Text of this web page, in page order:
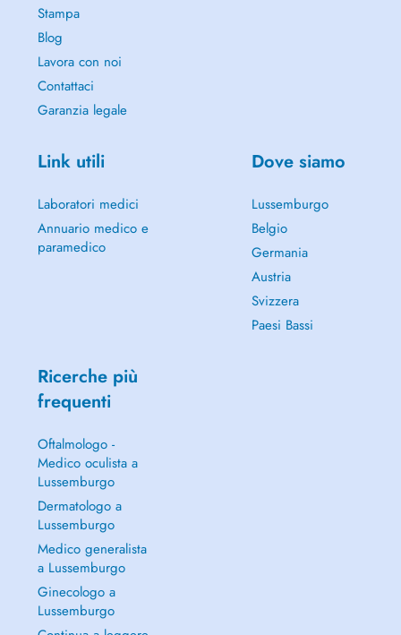
Stampa
Blog
Lavora con noi
Contattaci
Garanzia legale
Link utili
Laboratori medici
Annuario medico e
paramedico
Dove siamo
Lussemburgo
Belgio
Germania
Austria
Svizzera
Paesi Bassi
Ricerche più
frequenti
Oftalmologo -
Medico oculista a
Lussemburgo
Dermatologo a
Lussemburgo
Medico generalista
a Lussemburgo
Ginecologo a
Lussemburgo